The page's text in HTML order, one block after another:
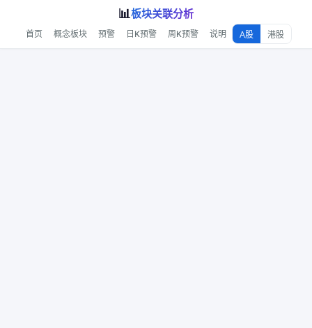
📊板块关联分析
首页 概念板块 预警 日K预警 周K预警 说明 A股 港股